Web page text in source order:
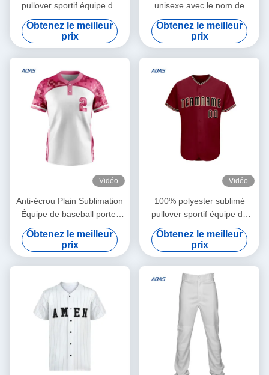
pullover sportif équipe de
baseball porter maillot sur
mesure
Obtenez le meilleur
prix
unisexe avec le nom de
l'équipe
Obtenez le meilleur
prix
Vidéo
Anti-écrou Plain Sublimation
Équipe de baseball porter
des maillots féminins
Obtenez le meilleur
prix
Vidéo
100% polyester sublimé
pullover sportif équipe de
baseball porter maillot sur
mesure
Obtenez le meilleur
prix